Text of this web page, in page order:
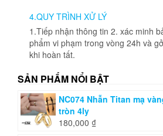
sản
phẩm
4.QUY TRÌNH XỬ LÝ
1.Tiếp nhận thông tin 2. xác minh
phẩm vi phạm trong vòng 24h và
khi hoàn tất.
SẢN PHẨM NỔI BẬT
NC074 Nhẫn Titan mạ
tròn 4ly
180,000 ₫